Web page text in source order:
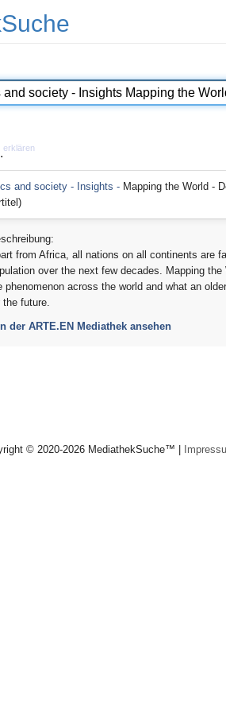
erklären
and society - Insights - Mapping the World -
from Africa, all nations on all continents are
over the next few decades. Mapping the
phenomenon across the world and what an
the future.
der ARTE.EN Mediathek ansehen
© 2020-2026 MediathekSuche™ |